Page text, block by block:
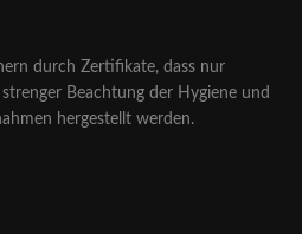
durch Zertifikate, dass nur
Beachtung der Hygiene und
hergestellt werden.